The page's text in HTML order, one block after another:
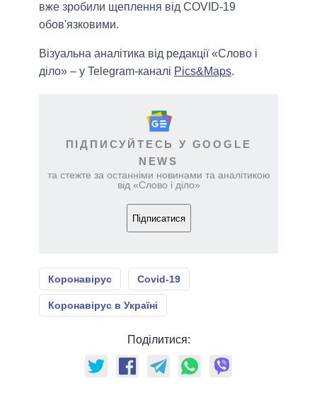
вже зробили щеплення від COVID-19
обов'язковими.
Візуальна аналітика від редакції «Слово і
діло» – у Telegram-каналі Pics&Maps.
ПІДПИСУЙТЕСЬ У GOOGLE
NEWS
та стежте за останніми новинами та аналітикою
від «Слово і діло»
Підписатися
Коронавірус Covid-19
Коронавірус в Україні
Поділитися: